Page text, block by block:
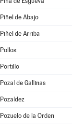
Piñel de Abajo
Piñel de Arriba
Pollos
Portillo
Pozal de Gallinas
Pozaldez
Pozuelo de la Orden